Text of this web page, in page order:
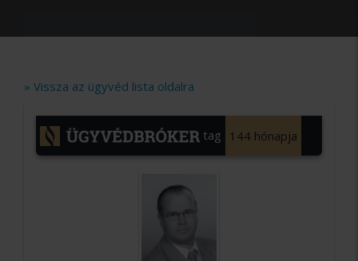
» Vissza az ügyvéd lista oldalra
tag 144 hónapja